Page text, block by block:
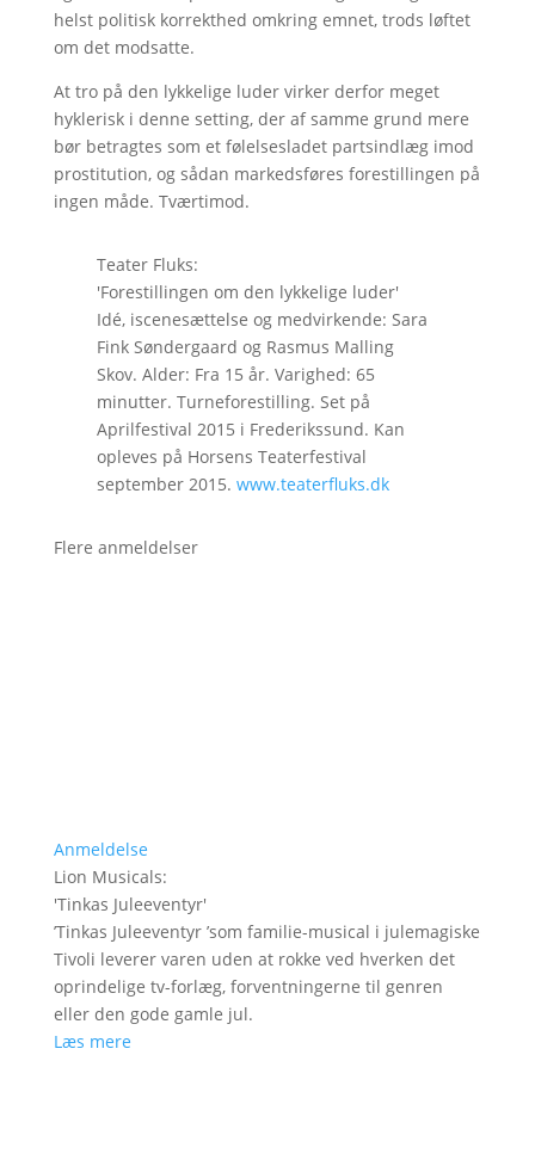
helst politisk korrekthed omkring emnet, trods løftet
om det modsatte.
At tro på den lykkelige luder virker derfor meget
hyklerisk i denne setting, der af samme grund mere
bør betragtes som et følelsesladet partsindlæg imod
prostitution, og sådan markedsføres forestillingen på
ingen måde. Tværtimod.
Teater Fluks:
'Forestillingen om den lykkelige luder'
Idé, iscenesættelse og medvirkende: Sara
Fink Søndergaard og Rasmus Malling
Skov. Alder: Fra 15 år. Varighed: 65
minutter. Turneforestilling. Set på
Aprilfestival 2015 i Frederikssund. Kan
opleves på Horsens Teaterfestival
september 2015. www.teaterfluks.dk
Flere anmeldelser
Anmeldelse
Lion Musicals:
'Tinkas Juleeventyr'
’Tinkas Juleeventyr ’som familie-musical i julemagiske
Tivoli leverer varen uden at rokke ved hverken det
oprindelige tv-forlæg, forventningerne til genren
eller den gode gamle jul.
Læs mere